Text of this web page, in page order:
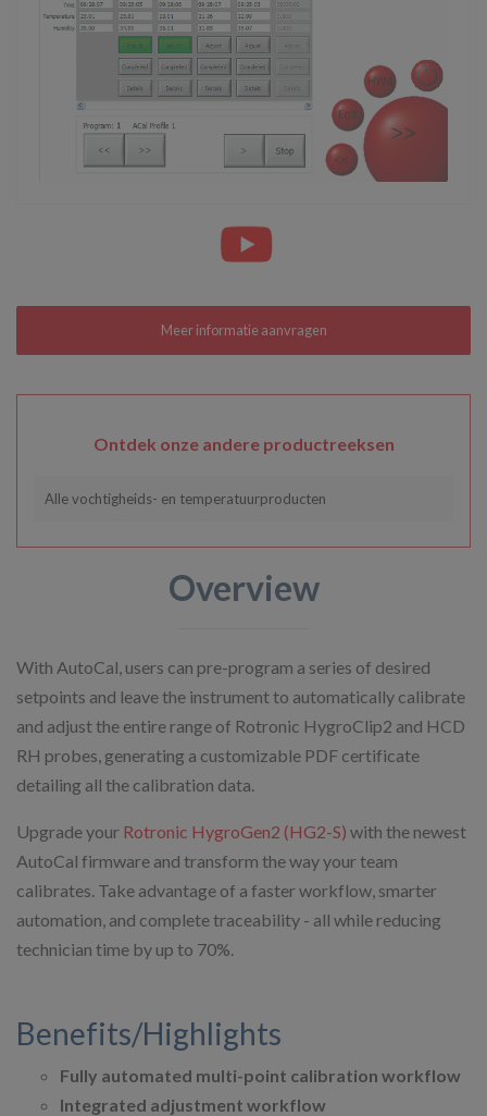
Ontdek onze andere productreeksen
Alle vochtigheids- en temperatuurproducten
Overview
With AutoCal, users can pre-program a series of desired
setpoints and leave the instrument to automatically calibrate
and adjust the entire range of Rotronic HygroClip2 and HCD
RH probes, generating a customizable PDF certificate
detailing all the calibration data.
Upgrade your Rotronic HygroGen2 (HG2-S) with the newest
AutoCal firmware and transform the way your team
calibrates. Take advantage of a faster workflow, smarter
automation, and complete traceability - all while reducing
technician time by up to 70%.
Benefits/Highlights
Fully automated multi-point calibration workflow
Integrated adjustment workflow